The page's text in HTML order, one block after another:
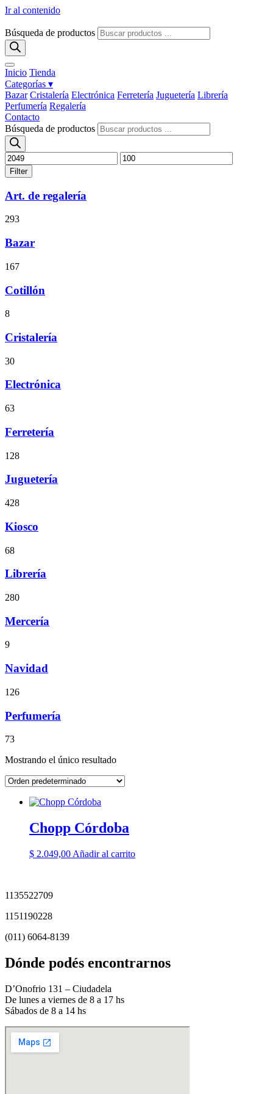
Ir al contenido
Búsqueda de productos
Inicio Tienda
Categorías ▾
Bazar Cristalería Electrónica Ferretería Juguetería Librería
Perfumería Regalería
Contacto
Búsqueda de productos
Filter
Art. de regalería
293
Bazar
167
Cotillón
8
Cristalería
30
Electrónica
63
Ferretería
128
Juguetería
428
Kiosco
68
Librería
280
Mercería
9
Navidad
126
Perfumería
73
Mostrando el único resultado
Chopp Córdoba
$ 2.049,00 Añadir al carrito
1135522709
1151190228
(011) 6064-8139
Dónde podés encontrarnos
D’Onofrio 131 – Ciudadela
De lunes a viernes de 8 a 17 hs
Sábados de 8 a 14 hs